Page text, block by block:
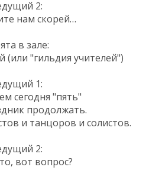
2:
нам скорей…
в зале:
(или "гильдия учителей")
1:
сегодня "пять"
продолжать.
и танцоров и солистов.
2:
вот вопрос?